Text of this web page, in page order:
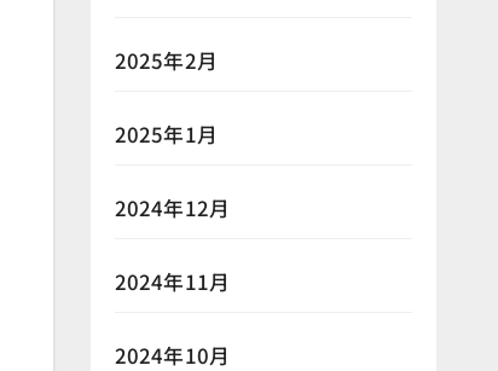
2025年2月
2025年1月
2024年12月
2024年11月
2024年10月